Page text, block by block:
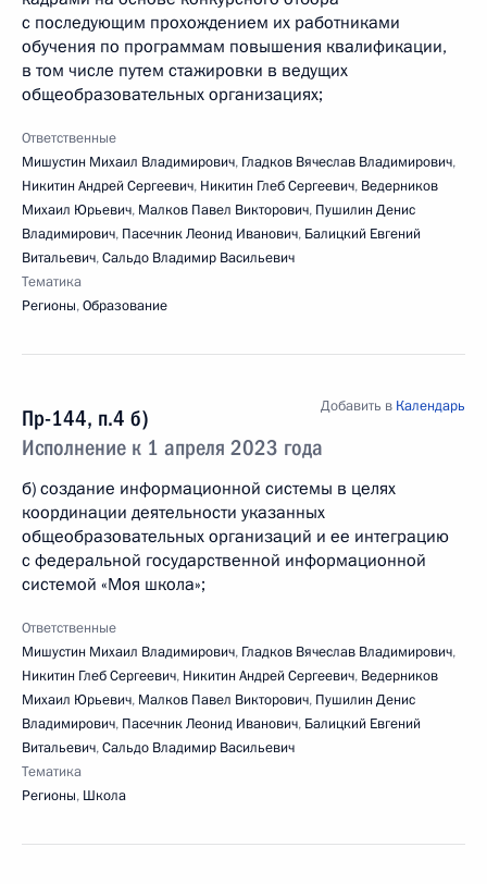
с последующим прохождением их работниками
обучения по программам повышения квалификации,
в том числе путем стажировки в ведущих
общеобразовательных организациях;
Ответственные
Мишустин Михаил Владимирович, Гладков Вячеслав Владимирович,
Никитин Андрей Сергеевич, Никитин Глеб Сергеевич, Ведерников
Михаил Юрьевич, Малков Павел Викторович, Пушилин Денис
Владимирович, Пасечник Леонид Иванович, Балицкий Евгений
Витальевич,Сальдо Владимир Васильевич
Тематика
Регионы,Образование
Пр-144, п.4 б)
Исполнение к 1 апреля 2023 года
Добавить в Календарь
б) создание информационной системы в целях
координации деятельности указанных
общеобразовательных организаций и ее интеграцию
с федеральной государственной информационной
системой «Моя школа»;
Ответственные
Мишустин Михаил Владимирович, Гладков Вячеслав Владимирович,
Никитин Глеб Сергеевич, Никитин Андрей Сергеевич, Ведерников
Михаил Юрьевич, Малков Павел Викторович, Пушилин Денис
Владимирович, Пасечник Леонид Иванович, Балицкий Евгений
Витальевич,Сальдо Владимир Васильевич
Тематика
Регионы, Школа